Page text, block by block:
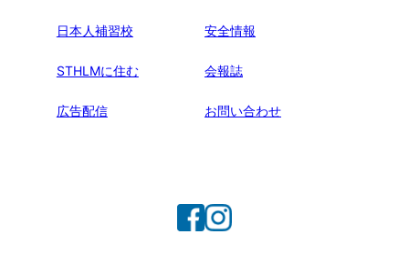
日本人補習校
STHLMに住む
広告配信
安全情報
会報誌
お問い合わせ